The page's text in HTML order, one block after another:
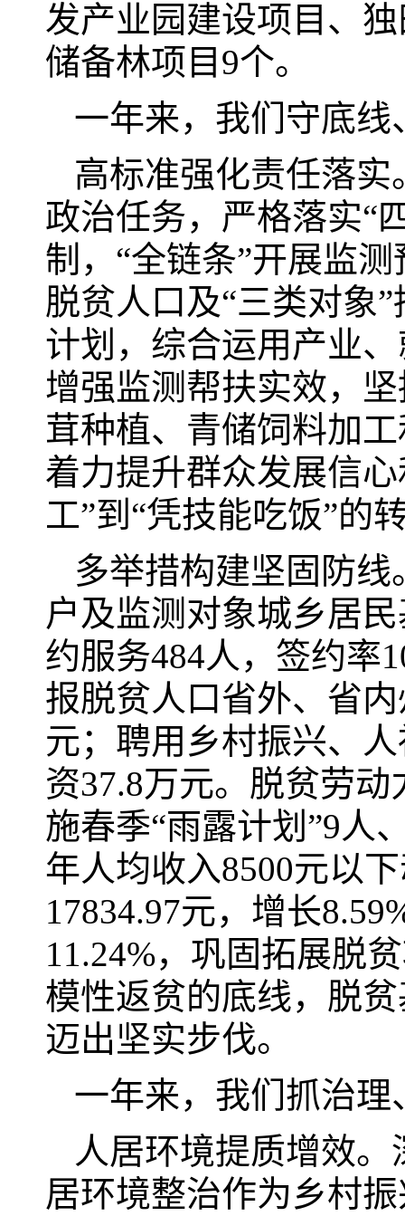
发产业园建设项目、
储备林项目9个。
一年来，我们守底线
高标准强化责任落
政治任务，严格落实“
制，“全链条”开展监
脱贫人口及“三类对象
计划，综合运用产业
增强监测帮扶实效，
茸种植、青储饲料加
着力提升群众发展信
工”到“凭技能吃饭”的
多举措构建坚固防
户及监测对象城乡居
约服务484人，签约率
报脱贫人口省外、省
元；聘用乡村振兴、
资37.8万元。脱贫劳
施春季“雨露计划”9人
年人均收入8500元以
17834.97元，增长
11.24%，巩固拓展脱
模性返贫的底线，脱
迈出坚实步伐。
一年来，我们抓治理
人居环境提质增效
居环境整治作为乡村